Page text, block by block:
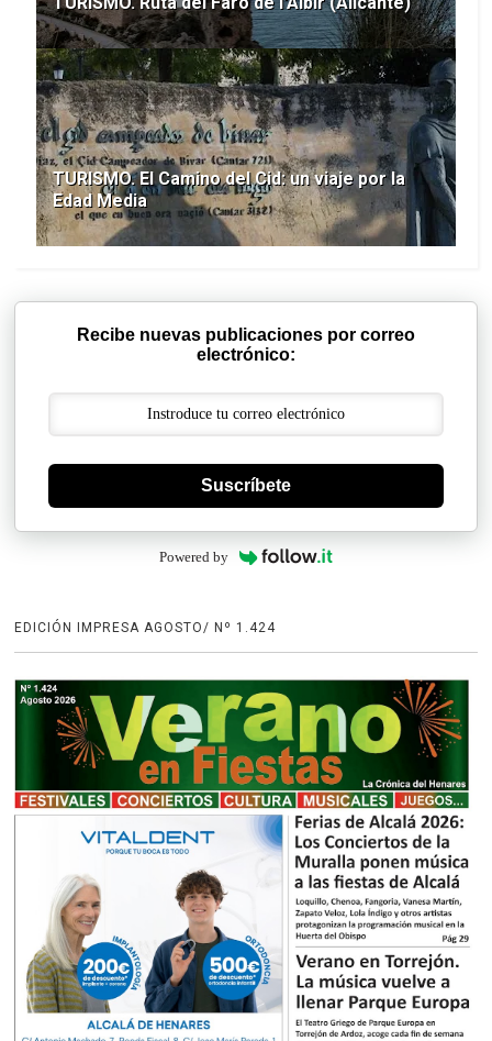
TURISMO. El Camino del Cid: un viaje por la
Edad Media
Recibe nuevas publicaciones por correo
electrónico:
Suscríbete
Powered by
EDICIÓN IMPRESA AGOSTO/ Nº 1.424